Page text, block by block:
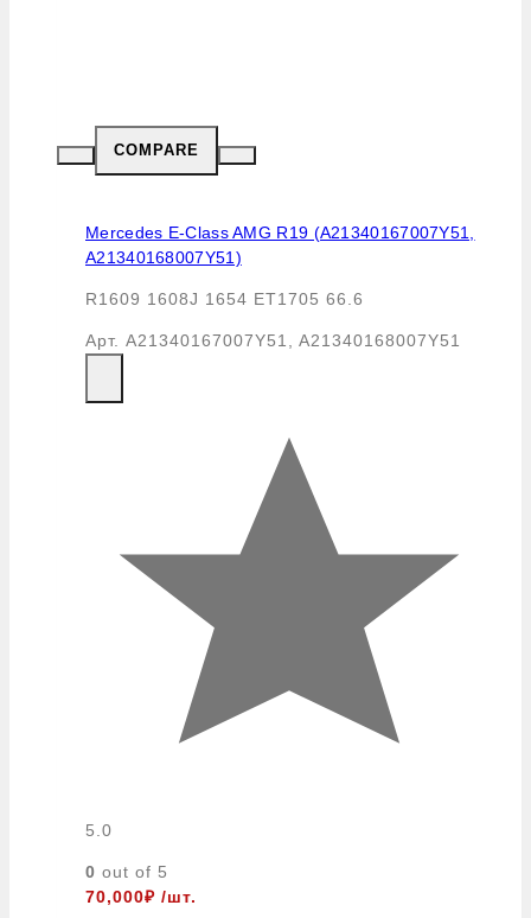
COMPARE
Mercedes E-Class AMG R19 (A21340167007Y51,
A21340168007Y51)
R1609 1608J 1654 ET1705 66.6
Арт. A21340167007Y51, A21340168007Y51
5.0
0 out of 5
70,000₽ /шт.